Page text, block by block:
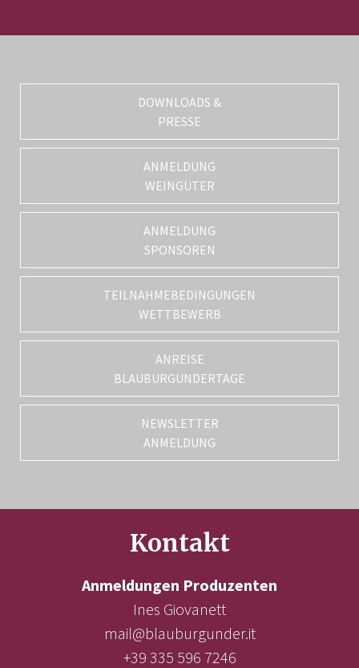
DOWNLOADS &
PRESSE
ANMELDUNG
WEINGÜTER
ANMELDUNG
SPONSOREN
TEILNAHMEBEDINGUNGEN
WETTBEWERB
ANREISE
BLAUBURGUNDERTAGE
NEWSLETTER
ANMELDUNG
Kontakt
Anmeldungen Produzenten
Ines Giovanett
mail@blauburgunder.it
+39 335 596 7246